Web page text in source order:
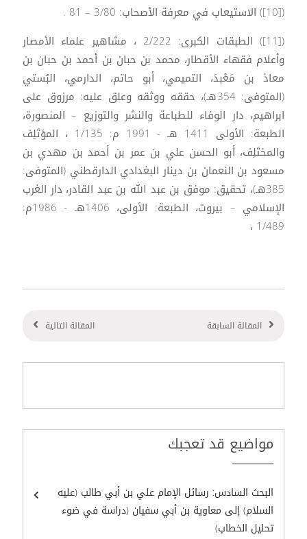
([10]) الاستيعاب في معرفة الأصحاب: 3/80 – 81 .
([11]) الطبقات الكبرى: 2/222 ، مشاهير علماء الأمصار
وأعلام فقهاء الأقطار، محمد بن حبان بن أحمد بن حبان بن
معاذ بن مَعْبدَ، التميمي، أبو حاتم، الدارمي، البُستي
(المتوفى: 354هـ)، حققه ووثقه وعلق عليه: مرزوق على
ابراهيم، دار الوفاء للطباعة والنشر والتوزيع – المنصورة،
الطبعة: الأولى 1411 هـ - 1991 م: 1/135 ، المؤتَلِف
والمختَلِف، أبو الحسن علي بن عمر بن أحمد بن مهدي بن
مسعود بن النعمان بن دينار البغدادي الدارقطني (المتوفى:
385هـ)، تحقيق: موفق بن عبد الله بن عبد القادر، دار الغرب
الإسلامي – بيروت، الطبعة: الأولى، 1406هـ - 1986م:
1/489 ،
المقالة السابقة المقالة التالية
مواضيع قد تعجبك
البحث السادس: رسائل الإمام علي بن أبي طالب (عليه
السلام) إلى معاوية بن أبي سفيان (دراسة في ضوء
تحليل الخطاب)